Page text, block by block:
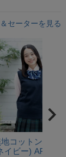
セーターを見る
コットンベス
イビー) ARCPV-